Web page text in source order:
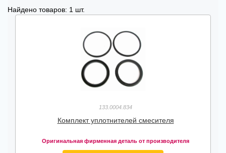
Найдено товаров: 1 шт.
133.0004.834
Комплект уплотнителей смесителя
Оригинальная фирменная деталь от производителя